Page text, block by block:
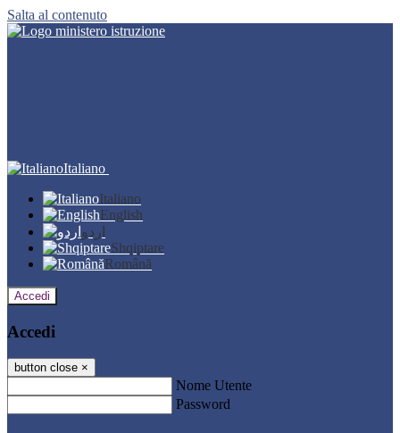
Salta al contenuto
Italiano
Italiano
English
اردو
Shqiptare
Română
Accedi
Accedi
button close ×
Nome Utente
Password